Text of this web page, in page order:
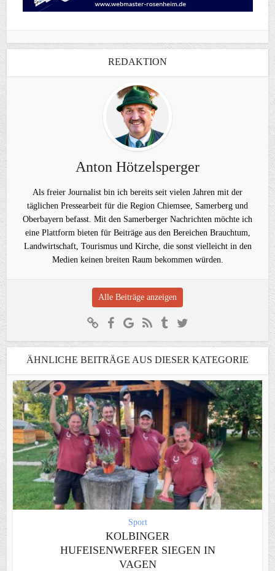
REDAKTION
Anton Hötzelsperger
Als freier Journalist bin ich bereits seit vielen Jahren mit der
täglichen Pressearbeit für die Region Chiemsee, Samerberg und
Oberbayern befasst. Mit den Samerberger Nachrichten möchte ich
eine Plattform bieten für Beiträge aus den Bereichen Brauchtum,
Landwirtschaft, Tourismus und Kirche, die sonst vielleicht in den
Medien keinen breiten Raum bekommen würden.
Alle Beiträge anzeigen
ÄHNLICHE BEITRÄGE AUS DIESER KATEGORIE
Sport
KOLBINGER
HUFEISENWERFER SIEGEN IN
VAGEN